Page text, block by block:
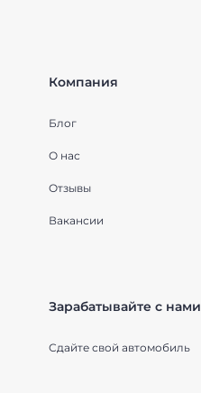
Компания
Блог
О нас
Отзывы
Вакансии
Зарабатывайте с нами
Сдайте свой автомобиль